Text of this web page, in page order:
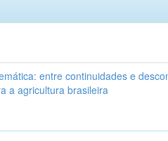
entre continuidades e
a agricultura brasileira